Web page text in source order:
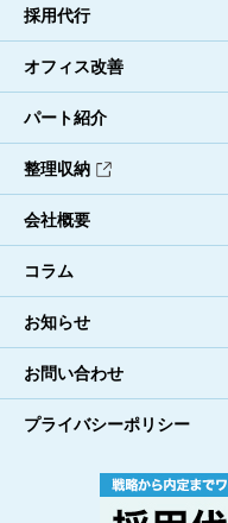
採⽤代⾏
オフィス改善
パート紹介
整理収納
会社概要
コラム
お知らせ
お問い合わせ
プライバシーポリシー